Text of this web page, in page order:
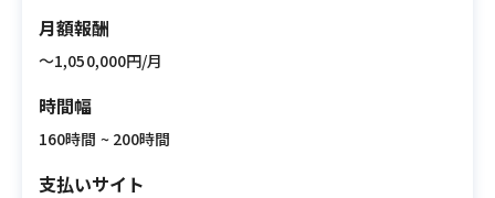
月額報酬
〜1,050,000円/月
時間幅
160時間 ~ 200時間
支払いサイト